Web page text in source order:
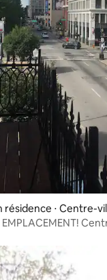
⋅ Centre-
Centre-ville Luxe 4e rue